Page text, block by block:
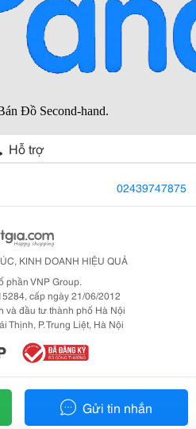
Gửi tin nhắn
Hỗ trợ
02439747875
KINH DOANH HIỆU QUẢ
phần VNP Group.
cấp ngày 21/06/2012
và đầu tư thành phố Hà Nội
Thịnh, P. Trung Liệt, Hà Nội